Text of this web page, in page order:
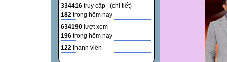
334416 truy cập (chi tiết)
182 trong hôm nay
634190 lượt xem
196 trong hôm nay
122 thành viên